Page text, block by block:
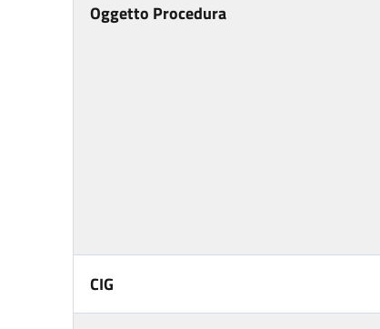
Oggetto Procedura
CIG